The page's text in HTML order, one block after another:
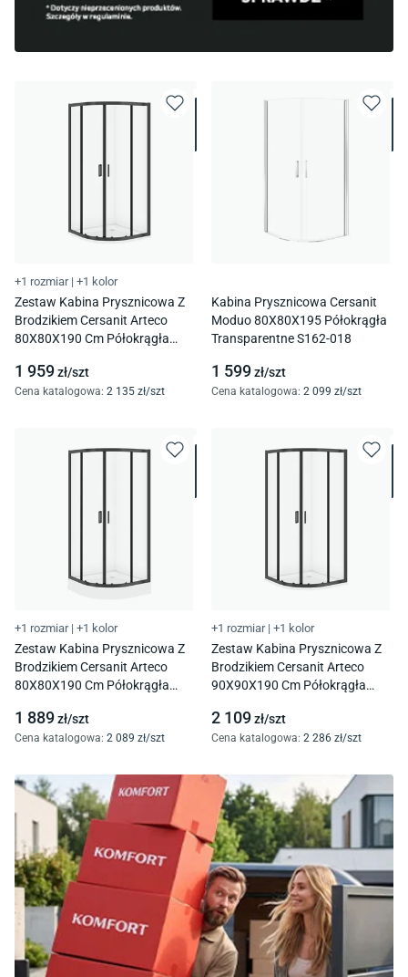
+1 rozmiar | +1 kolor
Zestaw Kabina Prysznicowa Z
Brodzikiem Cersanit Arteco
80X80X190 Cm Półokrągła
S913-024
1 959zł/szt
Cena katalogowa: 2 135 zł/szt
Kabina Prysznicowa Cersanit
Moduo 80X80X195 Półokrągła
Transparentne S162-018
1 599zł/szt
Cena katalogowa: 2 099 zł/szt
+1 rozmiar | +1 kolor
Zestaw Kabina Prysznicowa Z
Brodzikiem Cersanit Arteco
80X80X190 Cm Półokrągła
S913-025
1 889zł/szt
Cena katalogowa: 2 089 zł/szt
+1 rozmiar | +1 kolor
Zestaw Kabina Prysznicowa Z
Brodzikiem Cersanit Arteco
90X90X190 Cm Półokrągła
S913-023
2 109zł/szt
Cena katalogowa: 2 286 zł/szt